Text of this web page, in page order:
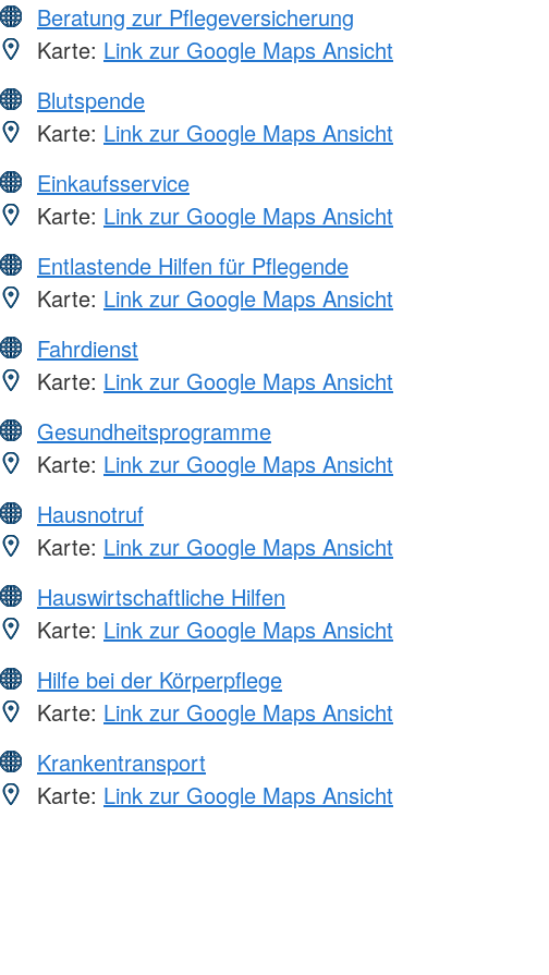
Beratung zur Pflegeversicherung
Karte: Link zur Google Maps Ansicht
Blutspende
Karte: Link zur Google Maps Ansicht
Einkaufsservice
Karte: Link zur Google Maps Ansicht
Entlastende Hilfen für Pflegende
Karte: Link zur Google Maps Ansicht
Fahrdienst
Karte: Link zur Google Maps Ansicht
Gesundheitsprogramme
Karte: Link zur Google Maps Ansicht
Hausnotruf
Karte: Link zur Google Maps Ansicht
Hauswirtschaftliche Hilfen
Karte: Link zur Google Maps Ansicht
Hilfe bei der Körperpflege
Karte: Link zur Google Maps Ansicht
Krankentransport
Karte: Link zur Google Maps Ansicht